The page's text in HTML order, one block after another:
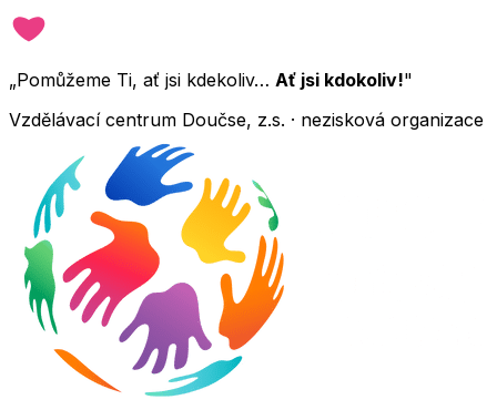
„Pomůžeme Ti, ať jsi kdekoliv… Ať jsi kdokoliv!"
Vzdělávací centrum Doučse, z.s. · nezisková organizace